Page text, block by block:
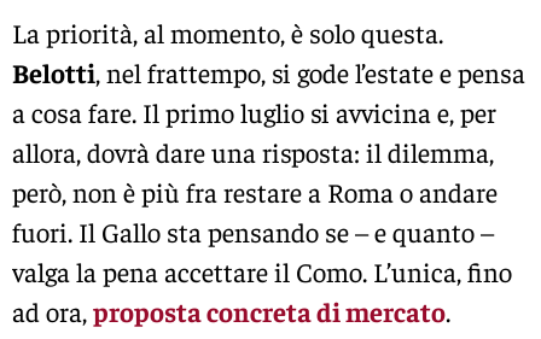
La priorità, al momento, è solo questa.
Belotti, nel frattempo, si gode l’estate e pensa
a cosa fare. Il primo luglio si avvicina e, per
allora, dovrà dare una risposta: il dilemma,
però, non è più fra restare a Roma o andare
fuori. Il Gallo sta pensando se – e quanto –
valga la pena accettare il Como. L’unica, fino
ad ora,proposta concreta di mercato.